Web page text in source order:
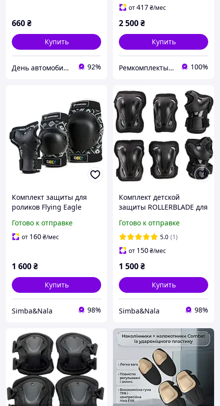
660₴
Купить
День автомобилиста 92%
от417₴/мес
2 500₴
Купить
Ремкомплекты для авто 100%
Комплект защиты для
роликов Flying Eagle
налокотники и перчатки
Готово к отправке
от 160₴/мес
1 600₴
Купить
Simba&Nala 98%
Комплект детской
защиты ROLLERBLADE для
Готово к отправке
5.0 (1)
от 150₴/мес
1 500₴
Купить
Simba&Nala 98%